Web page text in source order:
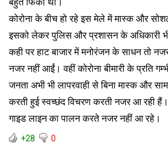
कोरोना के बीच हो रहे इस मेले में मास्क और
इसको लेकर पुलिस और प्रशासन के अधिकारी
कही पर हाट बाजार में मनोरंजन के साधन तो
नजर नहीं आईं। वहीं कोरोना बीमारी के प्रति
जनता अभी भी लापरवाही से बिना मास्क और
करती हुई स्वच्छंद विचरण करती नजर आ रही हैं।
गाइड लाइन का पालन करते नजर नहीं आ रहे।
+28 0